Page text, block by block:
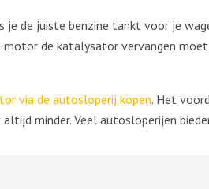
de juiste benzine tankt voor je
de katalysator vervangen
via de autosloperij kopen. Het
minder. Veel autosloperijen